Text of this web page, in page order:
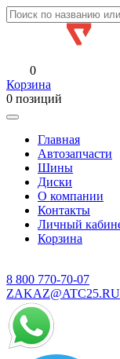
0
Корзина
0 позиций
Главная
Автозапчасти
Шины
Диски
О компании
Контакты
Личный
Корзина
8 800 770-70-07
ZAKAZ@ATC25.RU